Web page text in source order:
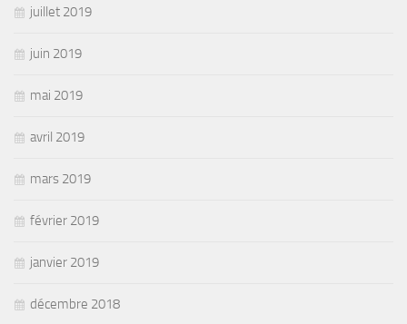
juillet 2019
juin 2019
mai 2019
avril 2019
mars 2019
février 2019
janvier 2019
décembre 2018